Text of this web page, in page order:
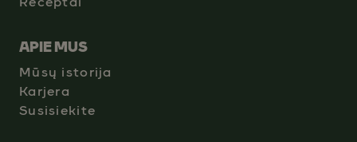
APIE MUS
Mūsų istorija
Karjera
Susisiekite